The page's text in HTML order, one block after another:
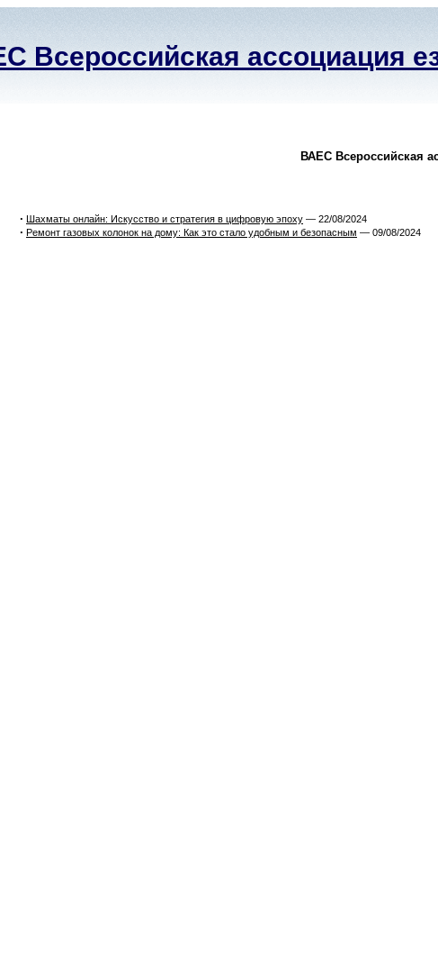
Всероссийская ассоциация
ВАЕС Всероссийская
· Шахматы онлайн: Искусство и стратегия в цифровую эпоху — 22/08/2024
· Ремонт газовых колонок на дому: Как это стало удобным и безопасным — 09/08/2024